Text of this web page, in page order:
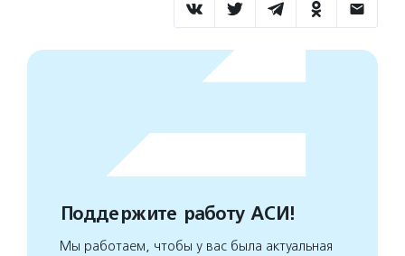
Поддержите работу АСИ!
Мы работаем, чтобы у вас была актуальная